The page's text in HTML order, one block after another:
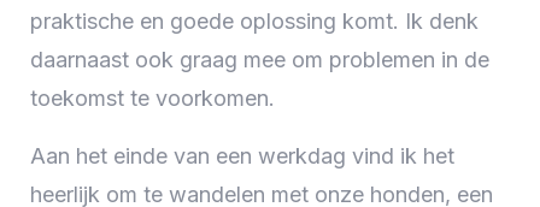
praktische en goede oplossing komt. Ik denk
daarnaast ook graag mee om problemen in de
toekomst te voorkomen.
Aan het einde van een werkdag vind ik het
heerlijk om te wandelen met onze honden, een